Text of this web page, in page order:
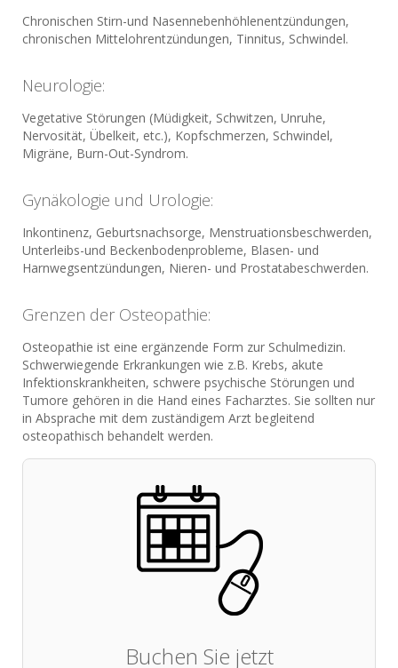
Chronischen Stirn-und Nasennebenhöhlenentzündungen,
chronischen Mittelohrentzündungen, Tinnitus, Schwindel.
Neurologie:
Vegetative Störungen (Müdigkeit, Schwitzen, Unruhe,
Nervosität, Übelkeit, etc.), Kopfschmerzen, Schwindel,
Migräne, Burn-Out-Syndrom.
Gynäkologie und Urologie:
Inkontinenz, Geburtsnachsorge, Menstruationsbeschwerden,
Unterleibs-und Beckenbodenprobleme, Blasen- und
Harnwegsentzündungen, Nieren- und Prostatabeschwerden.
Grenzen der Osteopathie:
Osteopathie ist eine ergänzende Form zur Schulmedizin.
Schwerwiegende Erkrankungen wie z.B. Krebs, akute
Infektionskrankheiten, schwere psychische Störungen und
Tumore gehören in die Hand eines Facharztes. Sie sollten nur
in Absprache mit dem zuständigem Arzt begleitend
osteopathisch behandelt werden.
Buchen Sie jetzt